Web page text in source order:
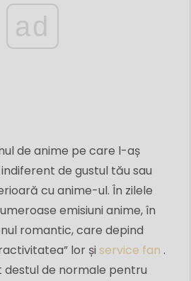
ad
de anime pe care l-aș
de gustul tău sau
cu anime-ul. În zilele
emisiuni anime, în
romantic, care depind
lor și service fan .
destul de normale pentru